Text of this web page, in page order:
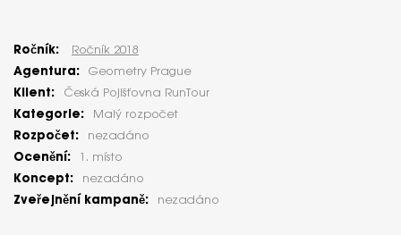
Ročník: Ročník 2018
Agentura: Geometry Prague
Klient: Česká Pojišťovna RunTour
Kategorie: Malý rozpočet
Rozpočet: nezadáno
Ocenění: 1. místo
Koncept: nezadáno
Zveřejnění kampaně: nezadáno